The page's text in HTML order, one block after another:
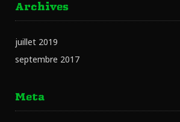
Archives
juillet 2019
septembre 2017
Meta